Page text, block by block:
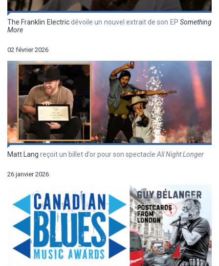
The Franklin Electricdévoile un nouvel extrait de son EPSomething
More
02 février 2026
Matt Lang reçoit un billet d’or pour son spectacle All Night Longer
26 janvier 2026